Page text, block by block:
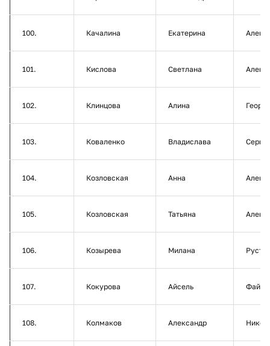
100. Качалина Екатерина
101. Кислова Светлана
102. Клинцова Алина
103. Коваленко Владислава
104. Козловская Анна
105. Козловская Татьяна
106. Козырева Милана
107. Кокурова Айсель
108. Колмаков Александр